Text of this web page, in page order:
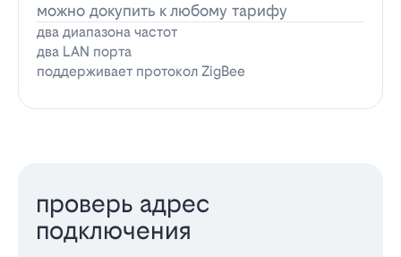
можно докупить к любому тарифу
два диапазона частот
два LAN порта
поддерживает протокол ZigBee
проверь адрес
подключения